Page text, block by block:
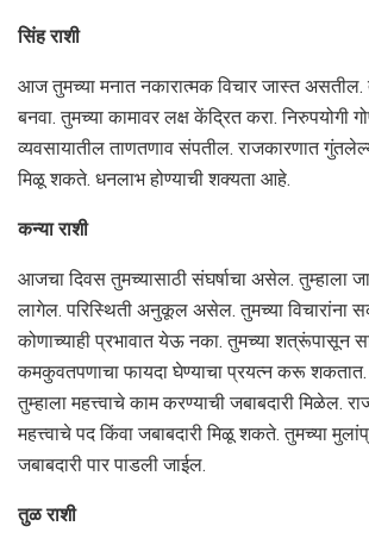
सिंह राशी
आज तुमच्या मनात नकारात्मक विचार जास्त
बनवा. तुमच्या कामावर लक्ष केंद्रित करा. निरुपयोगी
व्यवसायातील ताणतणाव संपतील. राजकारणात
मिळू शकते. धनलाभ होण्याची शक्यता आहे.
कन्या राशी
आजचा दिवस तुमच्यासाठी संघर्षाचा असेल. तुम्हाला
लागेल. परिस्थिती अनुकूल असेल. तुमच्या विचारांना
कोणाच्याही प्रभावात येऊ नका. तुमच्या शत्रूंपासून
कमकुवतपणाचा फायदा घेण्याचा प्रयत्न करू
तुम्हाला महत्त्वाचे काम करण्याची जबाबदारी मिळेल.
महत्त्वाचे पद किंवा जबाबदारी मिळू शकते. तुमच्या
जबाबदारी पार पाडली जाईल.
तुळ राशी